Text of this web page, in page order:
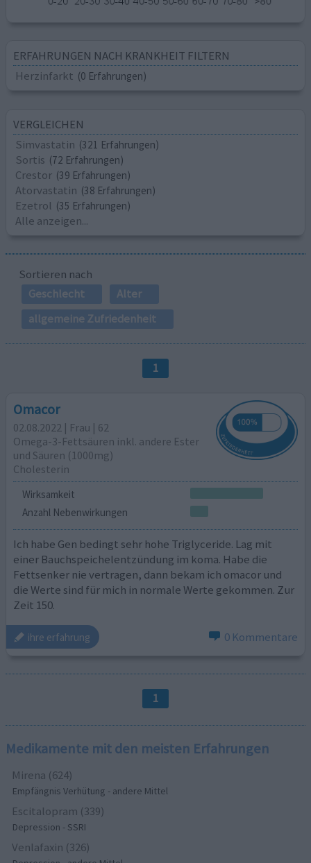
ERFAHRUNGEN NACH KRANKHEIT FILTERN
Herzinfarkt (0 Erfahrungen)
VERGLEICHEN
Simvastatin (321 Erfahrungen)
Sortis (72 Erfahrungen)
Crestor (39 Erfahrungen)
Atorvastatin (38 Erfahrungen)
Ezetrol (35 Erfahrungen)
Alle anzeigen...
Sortieren nach
Geschlecht
Alter
allgemeine Zufriedenheit
1
Omacor
02.08.2022 | Frau | 62
Omega-3-Fettsäuren inkl. andere Ester
und Säuren (1000mg)
Cholesterin
Wirksamkeit
Anzahl Nebenwirkungen
Ich habe Gen bedingt sehr hohe Triglyceride. Lag mit
einer Bauchspeichelentzündung im koma. Habe die
Fettsenker nie vertragen, dann bekam ich omacor und
die Werte sind für mich in normale Werte gekommen. Zur
Zeit 150.
ihre erfahrung 0 Kommentare
1
Medikamente mit den meisten Erfahrungen
Mirena (624)
Empfängnis Verhütung - andere Mittel
Escitalopram (339)
Depression - SSRI
Venlafaxin (326)